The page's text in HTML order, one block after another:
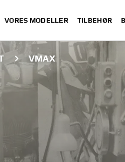
VORES MODELLER TILBEHØR
VMAX